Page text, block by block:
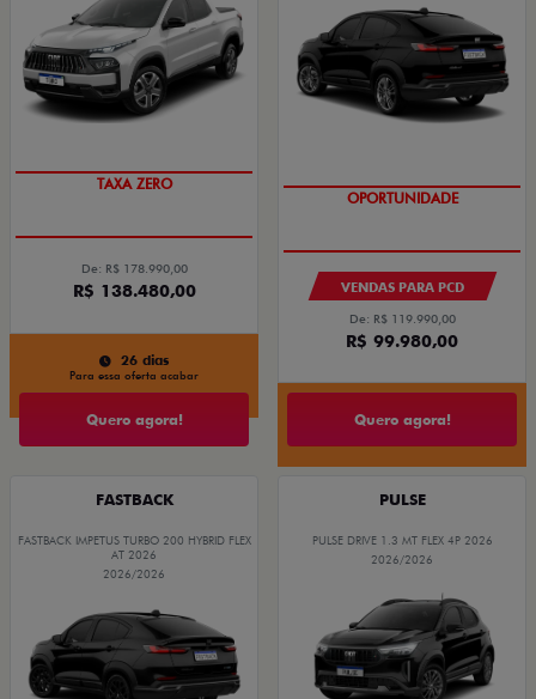
ENTREGA IMEDIATA
De: R$ 178.990,00
R$ 138.480,00
26 dias
Para essa oferta acabar
Quero agora!
OPORTUNIDADE
VENDAS PARA PCD
De: R$ 119.990,00
R$ 99.980,00
Quero agora!
FASTBACK
FASTBACK IMPETUS TURBO 200 HYBRID FLEX
AT 2026
2026/2026
PULSE
PULSE DRIVE 1.3 MT FLEX 4P 2026
2026/2026